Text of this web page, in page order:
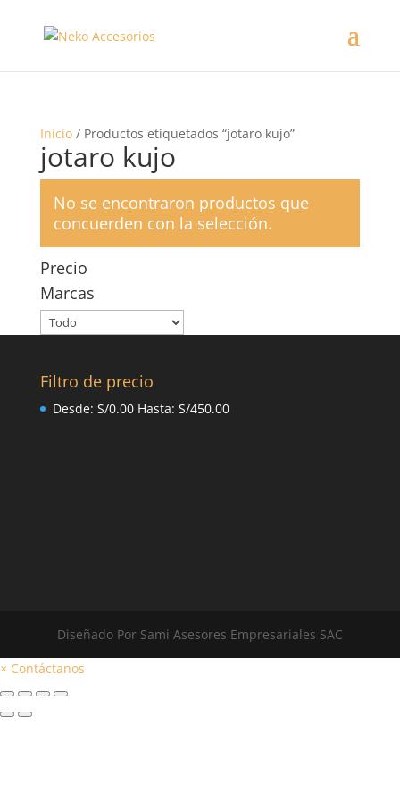
Inicio/ Productos etiquetados “jotaro kujo”
jotaro kujo
No se encontraron productos que
concuerden con la selección.
Precio
Marcas
Filtro de precio
Desde: S/0.00Hasta: S/450.00
Diseñado Por Sami Asesores Empresariales SAC
× Contáctanos